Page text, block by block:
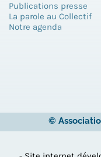
Publications presse
La parole au Collectif
Notre agenda
©